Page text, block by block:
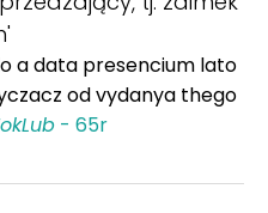
a data presencium lato
od vydanya thego
- 65r